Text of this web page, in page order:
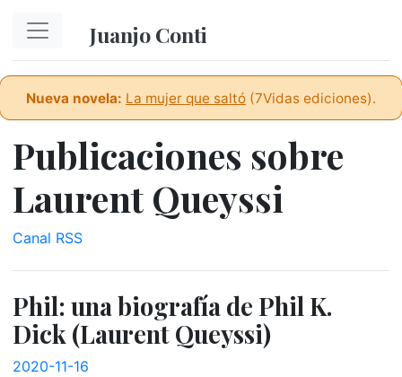
Juanjo Conti
Nueva novela: La mujer que saltó (7Vidas ediciones).
Publicaciones sobre
Laurent Queyssi
Canal RSS
Phil: una biografía de Phil K.
Dick (Laurent Queyssi)
2020-11-16